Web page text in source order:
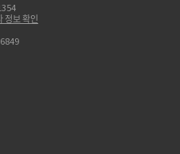
정보 확인